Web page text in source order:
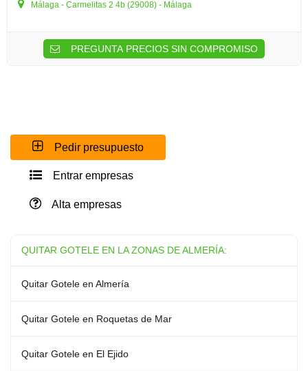
Málaga - Carmelitas 2 4b (29008) - Málaga
PREGUNTA PRECIOS SIN COMPROMISO
Pedir presupuesto
Entrar empresas
Alta empresas
QUITAR GOTELE EN LA ZONAS DE ALMERÍA:
Quitar Gotele en Almería
Quitar Gotele en Roquetas de Mar
Quitar Gotele en El Ejido